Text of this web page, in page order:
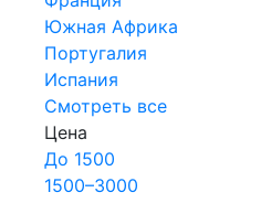
Южная Африка
Португалия
Испания
Смотреть все
Цена
До 1500
1500–3000